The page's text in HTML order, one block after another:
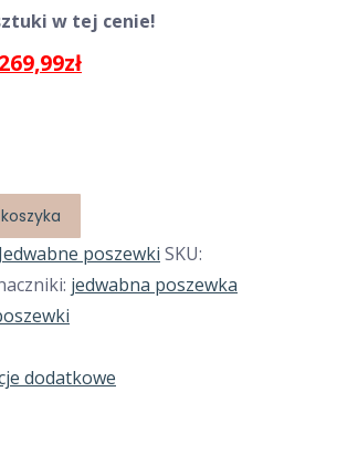
w tej cenie!
Pierwotna
269,99złAktualna
Jedwabne poszewki SKU:
jedwabna poszewka
dodatkowe